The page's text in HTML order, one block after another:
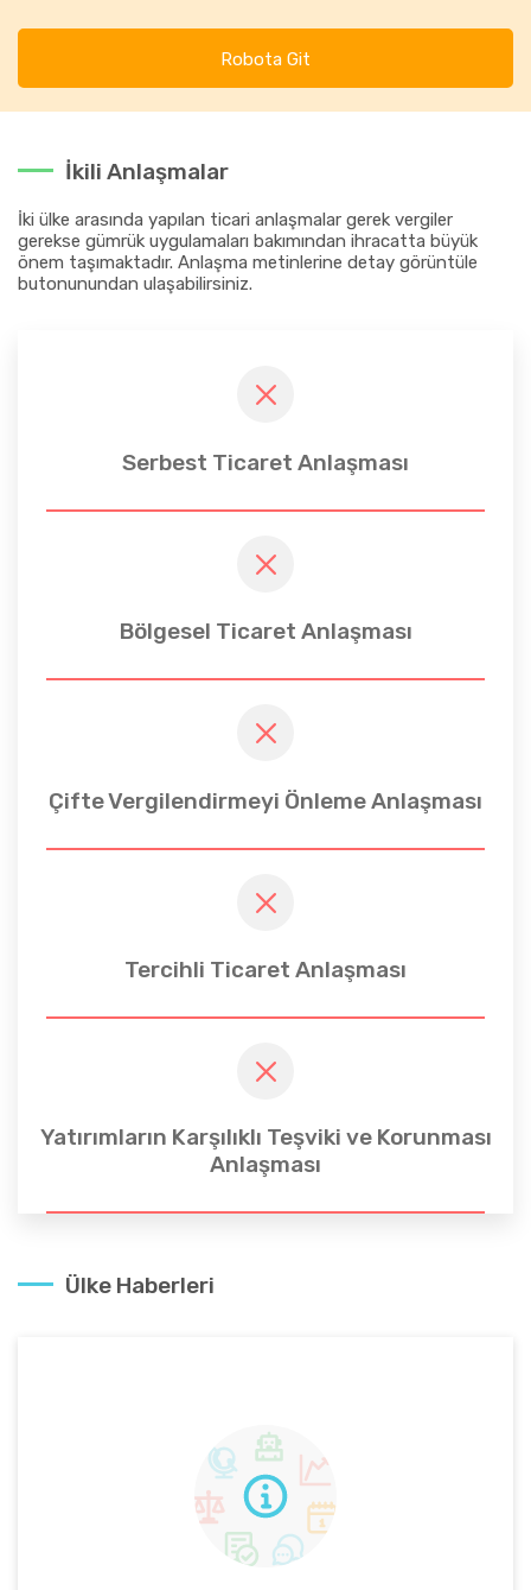
Robota Git
İkili Anlaşmalar
İki ülke arasında yapılan ticari anlaşmalar gerek vergiler
gerekse gümrük uygulamaları bakımından ihracatta büyük
önem taşımaktadır. Anlaşma metinlerine detay görüntüle
butonunundan ulaşabilirsiniz.
Serbest Ticaret Anlaşması
Bölgesel Ticaret Anlaşması
Çifte Vergilendirmeyi Önleme Anlaşması
Tercihli Ticaret Anlaşması
Yatırımların Karşılıklı Teşviki ve Korunması
Anlaşması
Ülke Haberleri